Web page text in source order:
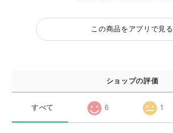
この商品をアプリで見る
ショップの評価
すべて 6 1